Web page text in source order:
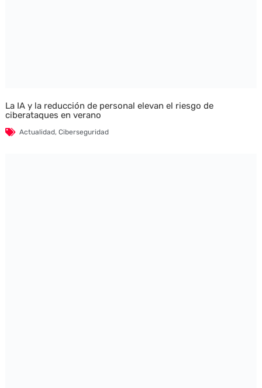
La IA y la reducción de personal elevan el riesgo de
ciberataques en verano
Actualidad, Ciberseguridad